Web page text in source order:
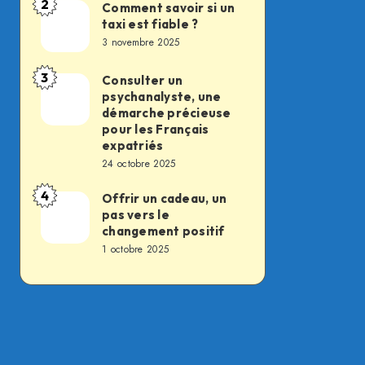
des
du
feu,
transformation
silencieuse
métier
essentiel
Comment
si
un
est
2
Comment savoir si un
taxi est fiable ?
3 novembre 2025
Consulter
psychanalyste,
précieuse
les
expatriés
3
Consulter un
psychanalyste, une
démarche précieuse
pour les Français
expatriés
24 octobre 2025
Offrir
cadeau,
4
Offrir un cadeau, un
pas vers le
changement positif
1 octobre 2025